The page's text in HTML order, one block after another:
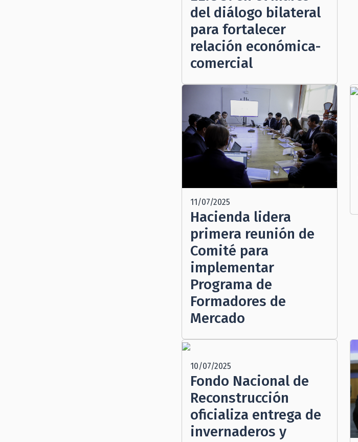
del diálogo bilateral
para fortalecer
relación económica-
comercial
11/07/2025
Hacienda lidera
primera reunión de
Comité para
implementar
Programa de
Formadores de
Mercado
10/07/2025
Fondo Nacional de
Reconstrucción
oficializa entrega de
invernaderos y